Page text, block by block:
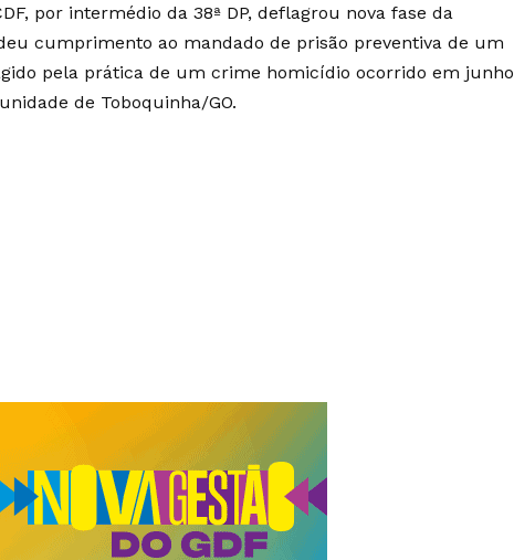
por intermédio da 38ª DP, deflagrou nova fase da
cumprimento ao mandado de prisão preventiva de um
pela prática de um crime homicídio ocorrido em junho
de Toboquinha/GO.